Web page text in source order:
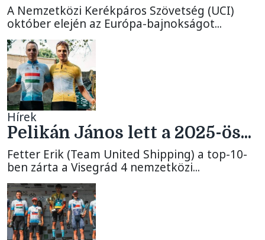
A Nemzetközi Kerékpáros Szövetség (UCI)
október elején az Európa-bajnokságot...
Hírek
Pelikán János lett a 2025-ös...
Fetter Erik (Team United Shipping) a top-10-
ben zárta a Visegrád 4 nemzetközi...